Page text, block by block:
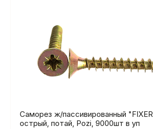
Саморез ж/пассивированный
острый, потай, Pozi, 9000шт в уп